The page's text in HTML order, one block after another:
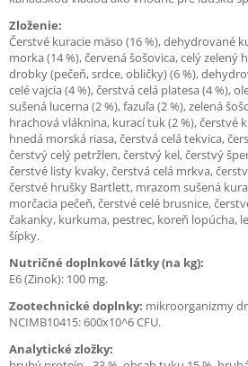
Zloženie:
Čerstvé kuracie mäso (16 %), dehydrované
morka (14 %), červená šošovica, celý zelený
drobky (pečeň, srdce, obličky) (6 %),
celé vajcia (4 %), čerstvá celá platesa (4 %),
sušená lucerna (2 %), fazuľa (2 %), zelená
hrachová vláknina, kurací tuk (2 %), čerstvé
hnedá morská riasa, čerstvá celá tekvica,
čerstvý celý petržlen, čerstvý kel, čerstvý
čerstvé listy kvaky, čerstvá celá mrkva,
čerstvé hrušky Bartlett, mrazom sušená
morčacia pečeň, čerstvé celé brusnice,
čakanky, kurkuma, pestrec, koreň lopúcha,
šípky.
Nutričné doplnkové látky (na kg):
E6 (Zinok): 100 mg.
Zootechnické doplnky: mikroorganizmy
NCIMB10415: 600x10^6 CFU.
Analytické zložky: